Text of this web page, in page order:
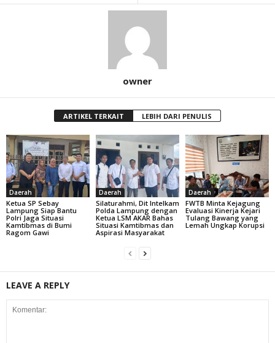
owner
ARTIKEL TERKAIT LEBIH DARI PENULIS
Daerah
Ketua SP Sebay
Lampung Siap Bantu
Polri Jaga Situasi
Kamtibmas di Bumi
Ragom Gawi
Daerah
Silaturahmi, Dit Intelkam
Polda Lampung dengan
Ketua LSM AKAR Bahas
Situasi Kamtibmas dan
Aspirasi Masyarakat
Daerah
FWTB Minta Kejagung
Evaluasi Kinerja Kejari
Tulang Bawang yang
Lemah Ungkap Korupsi
LEAVE A REPLY